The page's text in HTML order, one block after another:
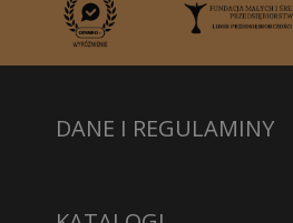
DANE I REGULAMINY